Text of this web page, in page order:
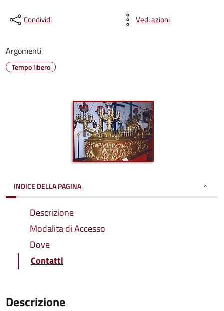
Condividi Vedi azioni
Argomenti
Tempo libero
INDICE DELLA PAGINA
Descrizione
Modalita di Accesso
Dove
Contatti
Descrizione